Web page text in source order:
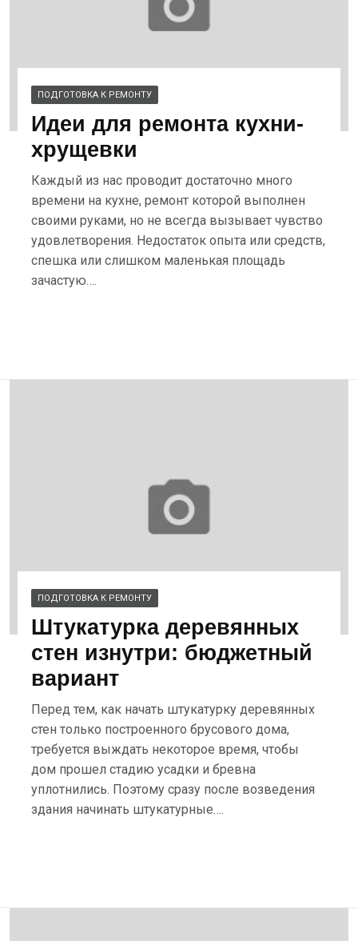
ПОДГОТОВКА К РЕМОНТУ
Идеи для ремонта кухни-
хрущевки
Каждый из нас проводит достаточно много
времени на кухне, ремонт которой выполнен
своими руками, но не всегда вызывает чувство
удовлетворения. Недостаток опыта или средств,
спешка или слишком маленькая площадь
зачастую….
ПОДГОТОВКА К РЕМОНТУ
Штукатурка деревянных
стен изнутри: бюджетный
вариант
Перед тем, как начать штукатурку деревянных
стен только построенного брусового дома,
требуется выждать некоторое время, чтобы
дом прошел стадию усадки и бревна
уплотнились. Поэтому сразу после возведения
здания начинать штукатурные….